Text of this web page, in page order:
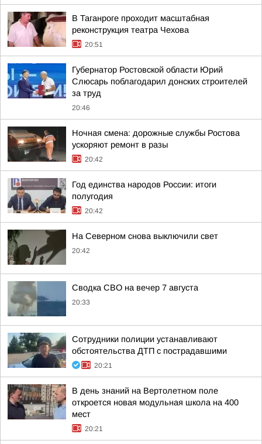
В Таганроге проходит масштабная
реконструкция театра Чехова
20:51
Губернатор Ростовской области Юрий
Слюсарь поблагодарил донских строителей
за труд
20:46
Ночная смена: дорожные службы Ростова
ускоряют ремонт в разы
20:42
Год единства народов России: итоги
полугодия
20:42
На Северном снова выключили свет
20:42
Сводка СВО на вечер 7 августа
20:33
Сотрудники полиции устанавливают
обстоятельства ДТП с пострадавшими
20:21
В день знаний на Вертолетном поле
откроется новая модульная школа на 400
мест
20:21